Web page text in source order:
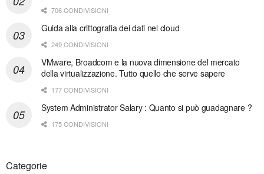
706 CONDIVISIONI
Guida alla crittografia dei dati nel cloud
249 CONDIVISIONI
VMware, Broadcom e la nuova dimensione del mercato
della virtualizzazione. Tutto quello che serve sapere
177 CONDIVISIONI
System Administrator Salary : Quanto si può guadagnare ?
175 CONDIVISIONI
Categorie